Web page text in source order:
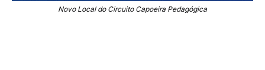
Novo Local do Circuito Capoeira Pedagógica